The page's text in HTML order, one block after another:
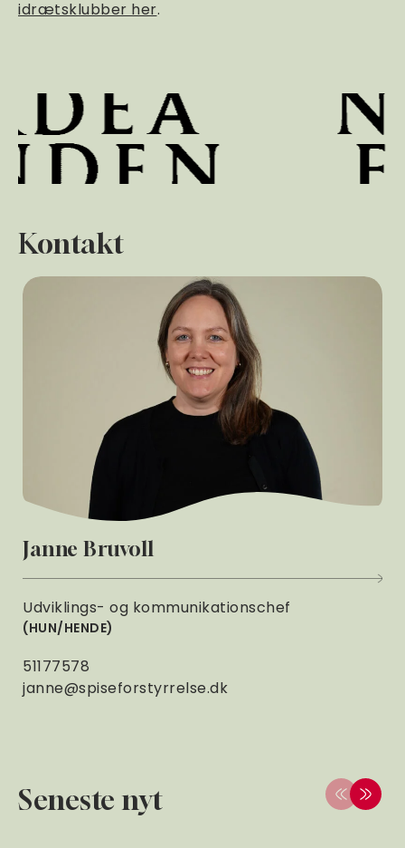
idrætsklubber her.
Kontakt
Janne Bruvoll
Udviklings- og kommunikationschef
HUN/HENDE
51177578
janne@spiseforstyrrelse.dk
Seneste nyt